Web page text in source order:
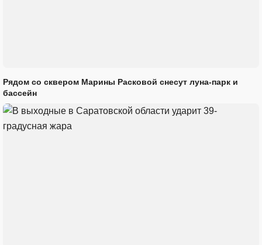
Рядом со сквером Марины Расковой снесут луна-парк и
бассейн